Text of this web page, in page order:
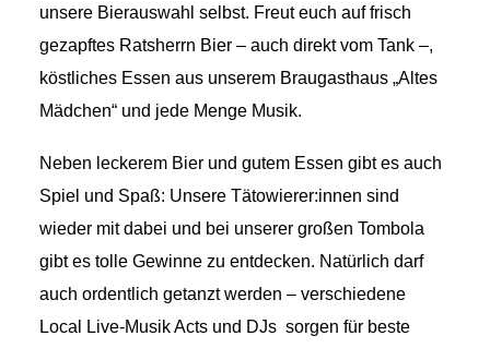
unsere Bierauswahl selbst. Freut euch auf frisch
gezapftes Ratsherrn Bier – auch direkt vom Tank –,
köstliches Essen aus unserem Braugasthaus „Altes
Mädchen“ und jede Menge Musik.
Neben leckerem Bier und gutem Essen gibt es auch
Spiel und Spaß: Unsere Tätowierer:innen sind
wieder mit dabei und bei unserer großen Tombola
gibt es tolle Gewinne zu entdecken. Natürlich darf
auch ordentlich getanzt werden – verschiedene
Local Live-Musik Acts und DJs sorgen für beste